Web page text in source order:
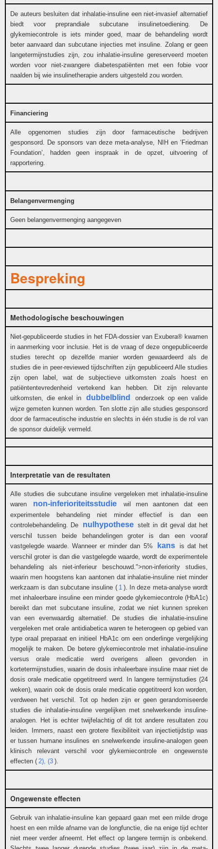
De auteurs besluiten dat inhalatie-insuline een niet-invasief alternatief
biedt voor preprandiale subcutane insulinetoediening. De
glykemiecontrole is iets minder goed, maar de behandeling wordt
beter aanvaard dan subcutane injecties met insuline. Zolang er geen
langetermijnstudies zijn, zou inhalatie-insuline gereserveerd moeten
worden voor niet-zwangere diabetespatiënten met een fobie voor
naalden bij wie insulinetherapie anders uitgesteld zou worden.
Financiering
Alle opgenomen studies zijn door farmaceutische bedrijven
gesponsord. De sponsors van deze meta-analyse, NIH en ‘Friedman
Foundation’, hadden geen inspraak in de opzet, uitvoering of
rapportering.
Belangenvermenging
Geen belangenvermenging aangegeven
Bespreking
Methodologische beschouwingen
Niet-gepubliceerde studies in het FDA-dossier van Exubera® kwamen
in aanmerking voor inclusie. Het is de vraag of deze ongepubliceerde
studies terecht op dezelfde manier worden gewaardeerd als de
studies die in peer-reviewed tijdschriften zijn gepubliceerd Alle studies
zijn open label, wat de subjectieve uitkomsten zoals hoest en
patiëntentevredenheid vertekend kan hebben. Dit zijn relevante
uitkomsten, die enkel in
dubbelblind
onderzoek op een valide
wijze gemeten kunnen worden. Ten slotte zijn alle studies gesponsord
door de farmaceutische industrie en slechts in één studie is de rol van
de sponsor duidelijk vermeld.
Interpretatie van de resultaten
Alle studies die subcutane insuline vergeleken met inhalatie-insuline
waren
non-inferioriteitsstudie
wil men aantonen dat een
experimentele behandeling niet minder effectief is dan een
controlebehandeling. De
nulhypothese stelt in dit geval dat het
verschil tussen beide behandelingen groter is dan een vooraf
vastgelegde waarde. Wanneer er minder dan 5%
kans
is dat het
verschil groter is dan die vastgelegde waarde, wordt de experimentele
behandeling als niet-inferieur beschouwd.">non-inferiority studies,
waarin men hoogstens kan aantonen dat inhalatie-insuline niet minder
werkzaam is dan subcutane insuline ( 1 ). In deze meta-analyse wordt
met inhaleerbare insuline een minder goede glykemiecontrole (HbA1c)
bereikt dan met subcutane insuline, zodat we niet kunnen spreken
van een evenwaardig alternatief. De studies die inhalatie-insuline
vergeleken met orale antidiabetica waren te heterogeen op gebied van
type oraal preparaat en initieel HbA1c om een onderlinge vergelijking
mogelijk te maken. De betere glykemiecontrole met inhalatie-insuline
versus orale medicatie werd overigens alleen gevonden in
kortetermijnstudies, waarin de dosis inhaleerbare insuline maar niet de
dosis orale medicatie opgetitreerd werd. In langere termijnstudies (24
weken), waarin ook de dosis orale medicatie opgetitreerd kon worden,
verdween het verschil. Tot op heden zijn er geen gerandomiseerde
studies die inhalatie-insuline vergelijken met snelwerkende insuline-
analogen. Het is echter twijfelachtig of dit tot andere resultaten zou
leiden. Immers, naast een grotere flexibiliteit van injectietijdstip was
er tussen humane insulines en snelwerkende insuline-analogen geen
klinisch relevant verschil voor glykemiecontrole en ongewenste
effecten ( 2), (3 ).
Ongewenste effecten
Gebruik van inhalatie-insuline kan gepaard gaan met een milde droge
hoest en een milde afname van de longfunctie, die na enige tijd echter
niet meer verder afneemt. Het effect op langere termijn is onbekend.